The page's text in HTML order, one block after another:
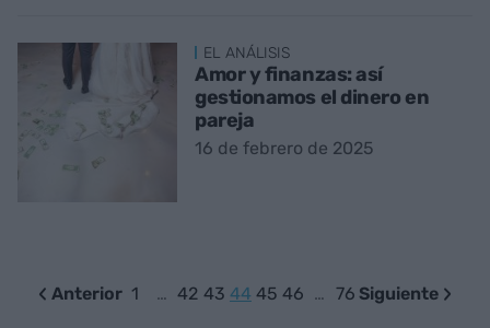
EL ANÁLISIS
Amor y finanzas: así
gestionamos el dinero en
pareja
16 de febrero de 2025
Anterior 1 … 42 43 44 45 46 … 76 Siguiente